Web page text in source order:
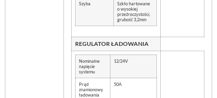
Szyba
Szkło hartowane
o wysokiej
przeźroczystości,
grubość 3,2mm
REGULATOR ŁADOWANIA
Nominalne
napięcie
systemu
12/24V
Prąd
znamionowy
ładowania
50A